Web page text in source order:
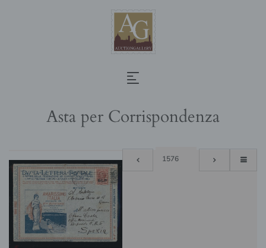
Asta per Corrispondenza